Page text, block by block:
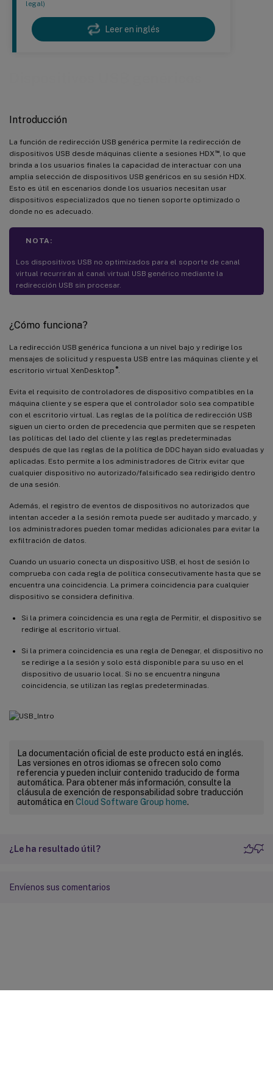
legal)
Leer en inglés
Introducción
La función de redirección USB genérica permite la redirección de
dispositivos USB desde máquinas cliente a sesiones HDX ™, lo que
brinda a los usuarios finales la capacidad de interactuar con una
amplia selección de dispositivos USB genéricos en su sesión HDX.
Esto es útil en escenarios donde los usuarios necesitan usar
dispositivos especializados que no tienen soporte optimizado o
donde no es adecuado.
NOTA:
Los dispositivos USB no optimizados para el soporte de canal
virtual recurrirán al canal virtual USB genérico mediante la
redirección USB sin procesar.
¿Cómo funciona?
La redirección USB genérica funciona a un nivel bajo y redirige los
mensajes de solicitud y respuesta USB entre las máquinas cliente y el
escritorio virtual XenDesktop ®.
Evita el requisito de controladores de dispositivo compatibles en la
máquina cliente y se espera que el controlador solo sea compatible
con el escritorio virtual. Las reglas de la política de redirección USB
siguen un cierto orden de precedencia que permiten que se respeten
las políticas del lado del cliente y las reglas predeterminadas
después de que las reglas de la política de DDC hayan sido evaluadas y
aplicadas. Esto permite a los administradores de Citrix evitar que
cualquier dispositivo no autorizado/falsificado sea redirigido dentro
de una sesión.
Además, el registro de eventos de dispositivos no autorizados que
intentan acceder a la sesión remota puede ser auditado y marcado, y
los administradores pueden tomar medidas adicionales para evitar la
exfiltración de datos.
Cuando un usuario conecta un dispositivo USB, el host de sesión lo
comprueba con cada regla de política consecutivamente hasta que se
encuentra una coincidencia. La primera coincidencia para cualquier
dispositivo se considera definitiva.
Si la primera coincidencia es una regla de Permitir, el dispositivo se
redirige al escritorio virtual.
Si la primera coincidencia es una regla de Denegar, el dispositivo no
se redirige a la sesión y solo está disponible para su uso en el
dispositivo de usuario local. Si no se encuentra ninguna
coincidencia, se utilizan las reglas predeterminadas.
La documentación oficial de este producto está en inglés.
Las versiones en otros idiomas se ofrecen solo como
referencia y pueden incluir contenido traducido de forma
automática. Para obtener más información, consulte la
cláusula de exención de responsabilidad sobre traducción
automática en Cloud Software Group home.
¿Le ha resultado útil?
Envíenos sus comentarios